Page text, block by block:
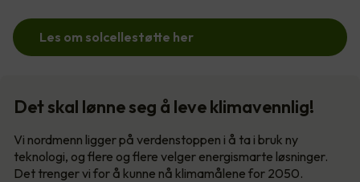
Les om solcellestøtte her
Det skal lønne seg å leve klimavennlig!
Vi nordmenn ligger på verdenstoppen i å ta i bruk ny
teknologi, og flere og flere velger energismarte løsninger.
Det trenger vi for å kunne nå klimamålene for 2050.